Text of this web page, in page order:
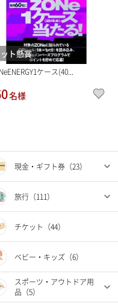
現金・ギフト券（23）
旅行（111）
チケット（44）
ベビー・キッズ（6）
スポーツ・アウトドア用
品（5）
ト懸賞
ケース(40...
名様